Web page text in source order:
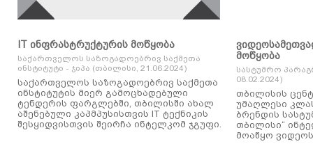
IT ინფრასტრუქტურის მოწყობა
საქართველოს საზოგადოებრივ საქმეთა
ინსტიტუტი - ჯიპა (თბილისი, 21.06.2024)
საქართველოს საზოგადოებრივ საქმეთა
ინსტიტუტის მიერ გამოცხადებული
ტენდერის ფარგლებში, თბილისში ახალ
აშენებული კაპმპუსისთვის IT ტექნიკის
შესყიდვისთვის შეირჩა ინტელკომ ჯგუფი.
მოწყობა
სასტუმრო
08.02.2024)
თბილისის
უმაღლესი
ბრენდის
თბილისი“
მოაწყო